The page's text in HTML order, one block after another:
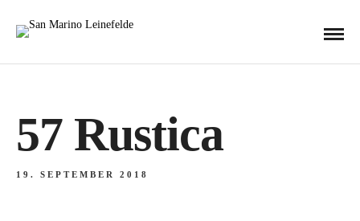
57 Rustica
19. SEPTEMBER 2018